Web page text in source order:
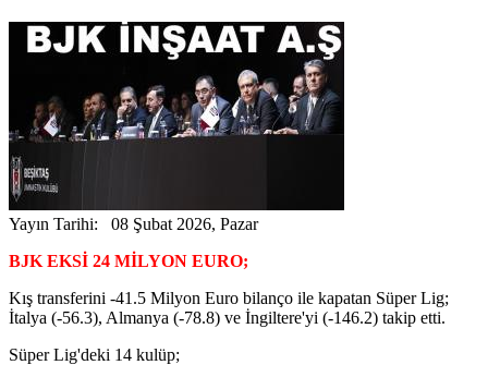
Yayın Tarihi: 08 Şubat 2026, Pazar
BJK EKSİ 24 MİLYON EURO;
Kış transferini -41.5 Milyon Euro bilanço ile kapatan Süper Lig;
İtalya (-56.3), Almanya (-78.8) ve İngiltere'yi (-146.2) takip etti.
Süper Lig'deki 14 kulüp;